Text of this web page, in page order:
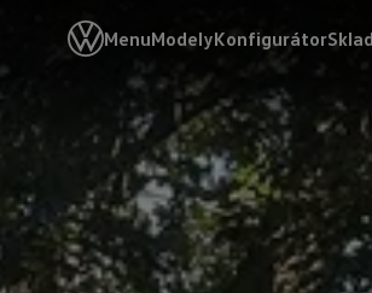
MenuModelyKonfigurátor